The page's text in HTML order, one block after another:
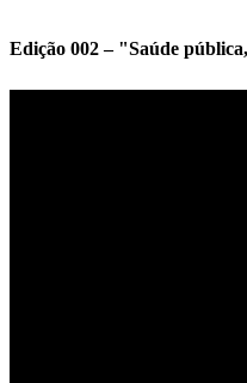
Edição 002 – "Saúde